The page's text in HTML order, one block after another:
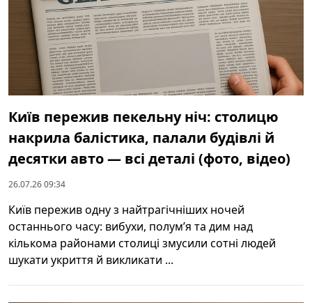
Київ пережив пекельну ніч: столицю
накрила балістика, палали будівлі й
десятки авто — всі деталі (фото, відео)
26.07.26 09:34
Київ пережив одну з найтрагічніших ночей
останнього часу: вибухи, полум’я та дим над
кількома районами столиці змусили сотні людей
шукати укриття й викликати ...